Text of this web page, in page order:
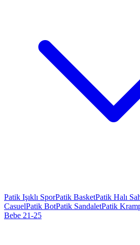
Patik Işıklı SporPatik BasketPatik Halı
CasuelPatik BotPatik SandaletPatik
Bebe 21-25